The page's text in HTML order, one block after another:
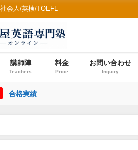
会人/英検/TOEFL
講師陣
Teachers
料金
Price
お問い合わせ
Inquiry
合格実績